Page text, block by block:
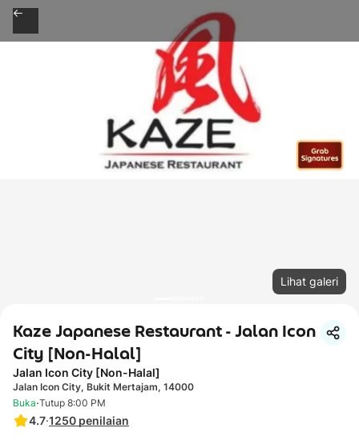
Lihat galeri
Kaze Japanese Restaurant - Jalan Icon
City [Non-Halal]
Jalan Icon City [Non-Halal]
Jalan Icon City, Bukit Mertajam, 14000
4.7·1250 penilaian
Buka·Tutup 8:00 PM